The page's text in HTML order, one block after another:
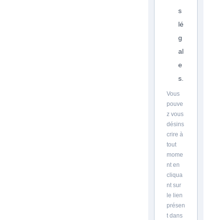
s
lé
g
al
e
s.
Vous
pouve
z vous
désins
crire à
tout
mome
nt en
cliqua
nt sur
le lien
présen
t dans